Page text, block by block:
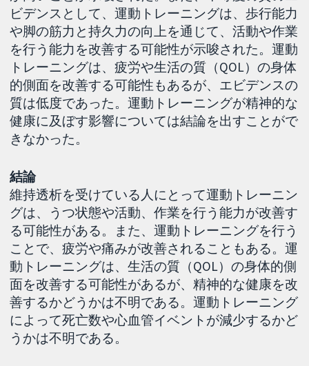
ビデンスとして、運動トレーニングは、歩行能力
や脚の筋力と持久力の向上を通じて、活動や作業
を行う能力を改善する可能性が示唆された。運動
トレーニングは、疲労や生活の質（QOL）の身体
的側面を改善する可能性もあるが、エビデンスの
質は低度であった。運動トレーニングが精神的な
健康に及ぼす影響については結論を出すことがで
きなかった。
結論
維持透析を受けている人にとって運動トレーニン
グは、うつ状態や活動、作業を行う能力が改善す
る可能性がある。また、運動トレーニングを行う
ことで、疲労や痛みが改善されることもある。運
動トレーニングは、生活の質（QOL）の身体的側
面を改善する可能性があるが、精神的な健康を改
善するかどうかは不明である。運動トレーニング
によって死亡数や心血管イベントが減少するかど
うかは不明である。